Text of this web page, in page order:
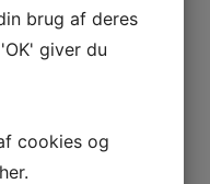
vi kan hjælpe dig.
brug af deres
giver du
cookies og
her.